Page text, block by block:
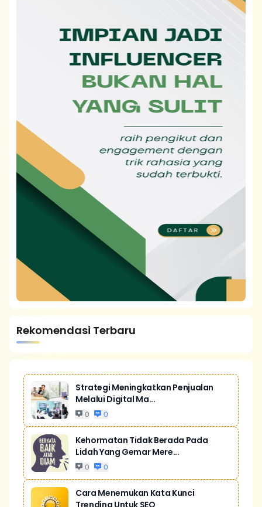
Rekomendasi Terbaru
Strategi Meningkatkan Penjualan
Melalui Digital Ma...
0 0
Kehormatan Tidak Berada Pada
Lidah Yang Gemar Mere...
0 0
Cara Menemukan Kata Kunci
Trending Untuk SEO